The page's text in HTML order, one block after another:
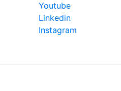
Youtube
Linkedin
Instagram